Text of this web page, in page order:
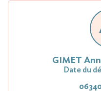
GIMET
Date du